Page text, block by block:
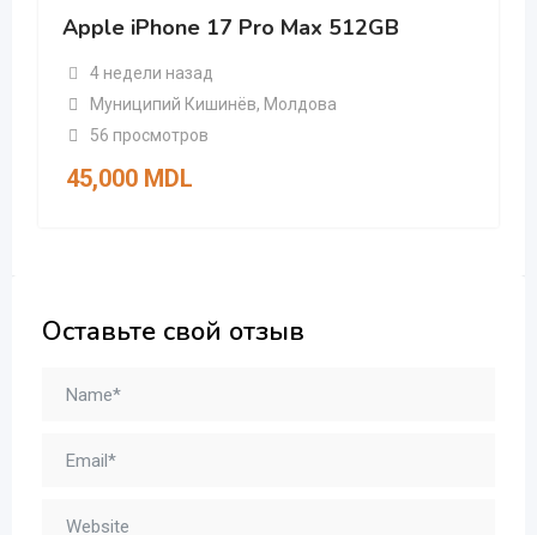
Apple iPhone 17 Pro Max 512GB
4 недели назад
Муниципий Кишинёв, Молдова
56 просмотров
45,000 MDL
Оставьте свой отзыв